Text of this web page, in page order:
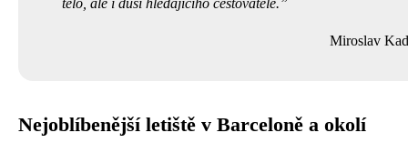
tělo, ale i duši hledajícího cestovatele.
Miroslav
Nejoblíbenější letiště v Barceloně a okolí